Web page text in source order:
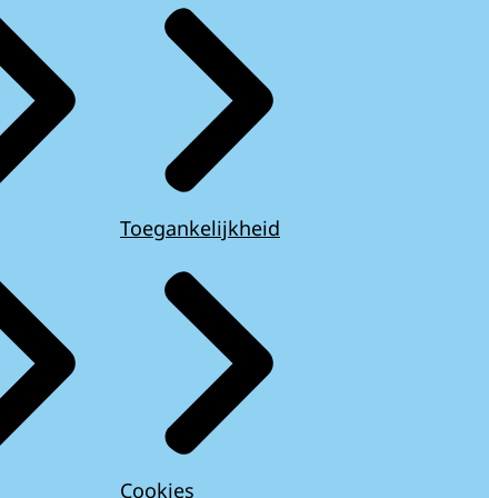
Toegankelijkheid
Cookies